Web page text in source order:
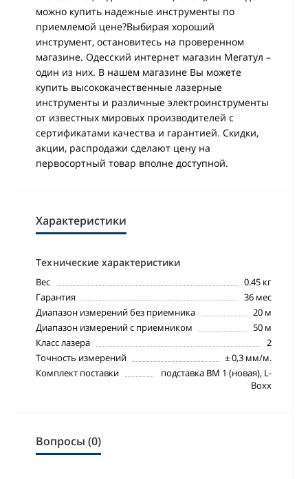
можно купить надежные инструменты по
приемлемой цене?Выбирая хороший
инструмент, остановитесь на проверенном
магазине. Одесский интернет магазин Мегатул –
один из них. В нашем магазине Вы можете
купить высококачественные лазерные
инструменты и различные электроинструменты
от известных мировых производителей с
сертификатами качества и гарантией. Скидки,
акции, распродажи сделают цену на
первосортный товар вполне доступной.
Характеристики
Технические характеристики
Вес
0.45 кг
Гарантия
36 мес
Диапазон измерений без приемника
20 м
Диапазон измерений с приемником
50 м
Класc лазера
2
Точность измерений
± 0,3 мм/м.
Комплект поставки
подставка BM 1 (новая), L-
Boxx
Вопросы (0)